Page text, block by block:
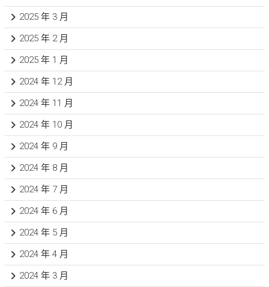
2025 年 3 月
2025 年 2 月
2025 年 1 月
2024 年 12 月
2024 年 11 月
2024 年 10 月
2024 年 9 月
2024 年 8 月
2024 年 7 月
2024 年 6 月
2024 年 5 月
2024 年 4 月
2024 年 3 月